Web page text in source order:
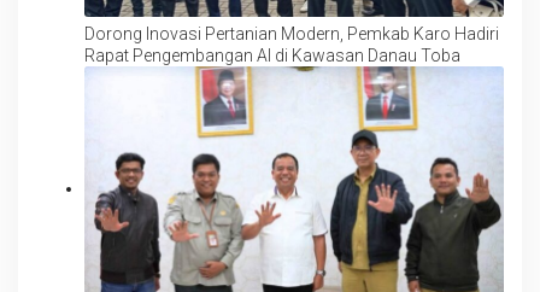
Dorong Inovasi Pertanian Modern, Pemkab Karo Hadiri
Rapat Pengembangan AI di Kawasan Danau Toba